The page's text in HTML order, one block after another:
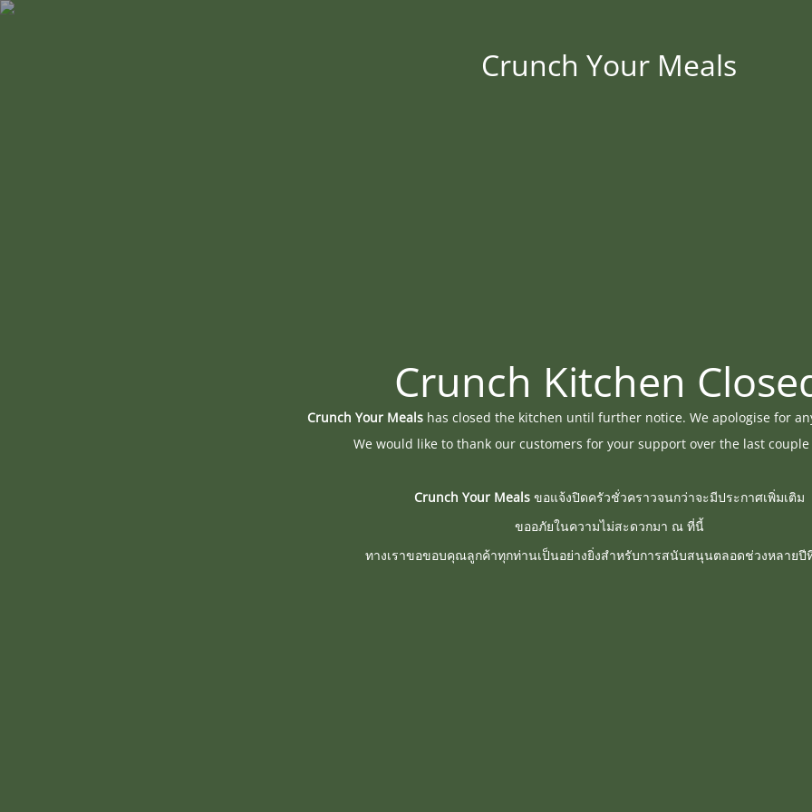
Crunch Your Meals
Crunch Kitchen
Crunch Your Mealshas closed the kitchen until further notice. We apologise for
We would like to thank our customers for your support over the last couple
Crunch Your Mealsขอแจ้งปิดครัวชั่วคราวจนกว่าจะมีประกาศเพิ่มเติม
ขออภัยในความไม่สะดวกมา ณ ที่นี้
ทางเราขอขอบคุณลูกค้าทุกท่านเป็นอย่างยิ่งสำหรับการสนับสนุนตลอดช่วงหลายปี